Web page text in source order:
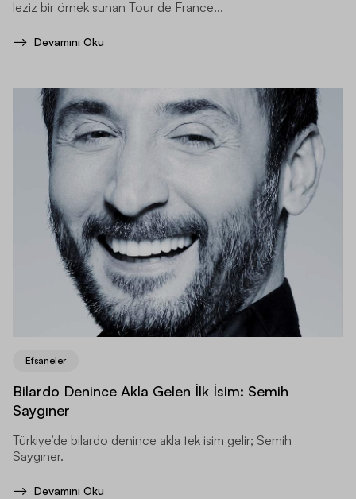
leziz bir örnek sunan Tour de France...
Devamını Oku
Efsaneler
Bilardo Denince Akla Gelen İlk İsim: Semih
Saygıner
Türkiye’de bilardo denince akla tek isim gelir; Semih
Saygıner.
Devamını Oku